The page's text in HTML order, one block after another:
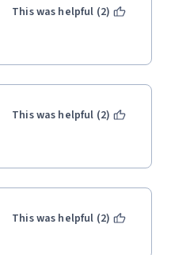
This was helpful (2)
This was helpful (2)
This was helpful (2)